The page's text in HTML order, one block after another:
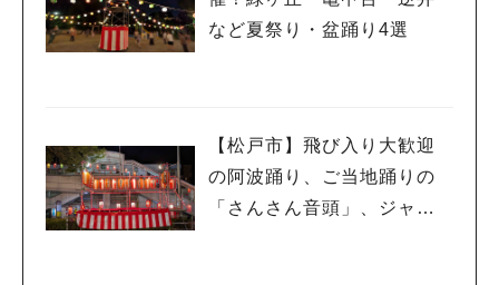
など夏祭り・盆踊り4選
【松戸市】飛び入り大歓迎
の阿波踊り、ご当地踊りの
「さんさん音頭」、ジャ